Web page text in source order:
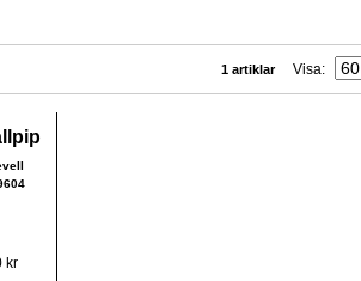
1 artiklar Visa
kr